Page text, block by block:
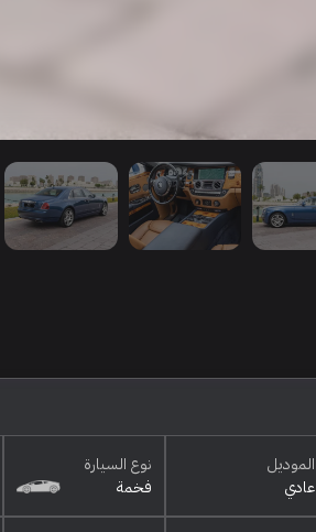
الموديل
عادي
نوع السيارة
فخمة